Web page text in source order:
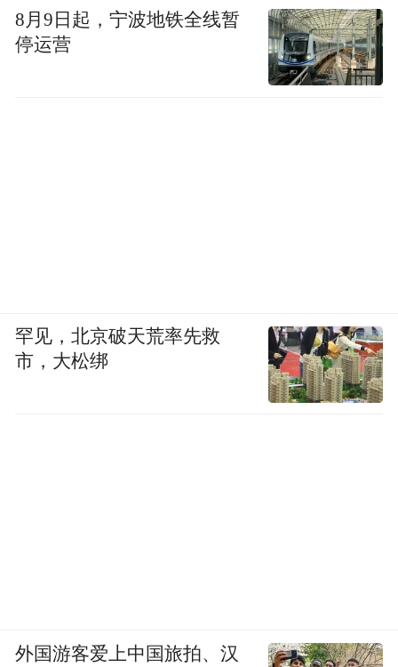
8月9日起，宁波地铁全线暂
停运营
罕见，北京破天荒率先救
市，大松绑
外国游客爱上中国旅拍、汉